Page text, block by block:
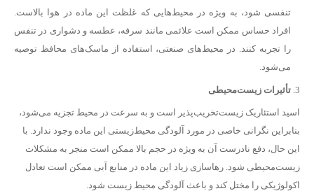
تنفسی شود، به ویژه در محیط‌هایی که غلظت این ماده در هوا بالاست.
افراد حساس ممکن است علائمی مانند سرفه، عطسه و دشواری در تنفس
را تجربه کنند. در محیط‌های صنعتی، استفاده از ماسک‌های محافظ توصیه
می‌شود.
تأثیرات زیست‌محیطی
اسید استئاریک زیست‌تخریب‌پذیر است و به سرعت در محیط تجزیه می‌شود،
بنابراین نگرانی خاصی در مورد آلودگی محیط‌زیستی این ماده وجود ندارد. با
این حال، دفع نادرست آن به ویژه در حجم بالا ممکن است منجر به مشکلات
زیست‌محیطی شود. رهاسازی زیاد این ماده در منابع آبی ممکن است تعادل
اکولوژیکی را مختل کند و باعث آلودگی محیط زیست شود.